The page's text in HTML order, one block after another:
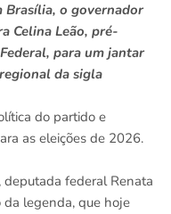
Brasília, o governador
Celina Leão, pré-
para um jantar
da sigla
do partido e
as eleições de 2026.
federal Renata
da legenda, que hoje